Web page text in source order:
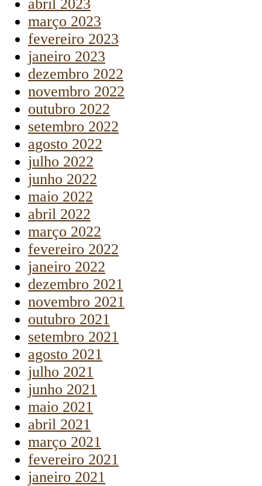
abril 2023
março 2023
fevereiro 2023
janeiro 2023
dezembro 2022
novembro 2022
outubro 2022
setembro 2022
agosto 2022
julho 2022
junho 2022
maio 2022
abril 2022
março 2022
fevereiro 2022
janeiro 2022
dezembro 2021
novembro 2021
outubro 2021
setembro 2021
agosto 2021
julho 2021
junho 2021
maio 2021
abril 2021
março 2021
fevereiro 2021
janeiro 2021